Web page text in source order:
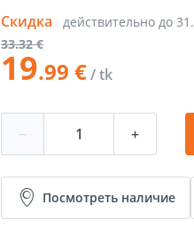
Скидка
действительно до
33.32 €
19.99 €/ tk
− +
Посмотреть наличие